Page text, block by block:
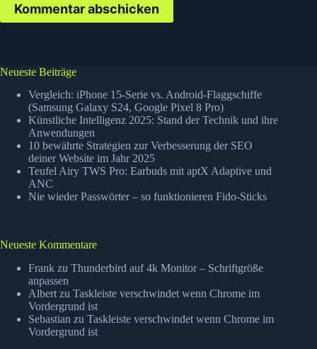
Kommentar abschicken
Neueste Beiträge
Vergleich: iPhone 15-Serie vs. Android-Flaggschiffe
(Samsung Galaxy S24, Google Pixel 8 Pro)
Künstliche Intelligenz 2025: Stand der Technik und ihre
Anwendungen
10 bewährte Strategien zur Verbesserung der SEO
deiner Website im Jahr 2025
Teufel Airy TWS Pro: Earbuds mit aptX Adaptive und
ANC
Nie wieder Passwörter – so funktionieren Fido-Sticks
Neueste Kommentare
Frank zu Thunderbird auf 4k Monitor – Schriftgröße
anpassen
Albert zu Taskleiste verschwindet wenn Chrome im
Vordergrund ist
Sebastian zu Taskleiste verschwindet wenn Chrome im
Vordergrund ist